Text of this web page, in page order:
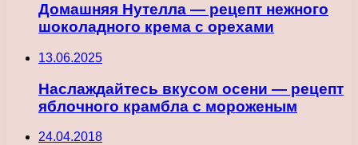
Домашняя Нутелла — рецепт нежного
шоколадного крема с орехами
13.06.2025
Наслаждайтесь вкусом осени — рецепт
яблочного крамбла с мороженым
24.04.2018